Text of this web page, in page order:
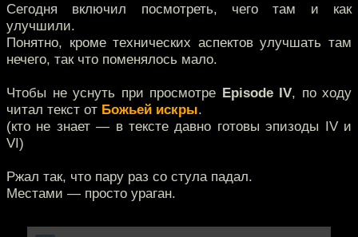
Сегодня включил посмотреть, чего там и как
улучшили.
Понятно, кроме технических aспектов улучшать там
нечего, так что поменялось мало.
Чтобы не уснуть при просмотре Episode IV, по ходу
читал текст от Божьей искры.
(кто не знает — в тексте давно готовы эпизоды IV и
VI)
Ржал так, что пару раз со стула падал.
Местами — просто ураган.